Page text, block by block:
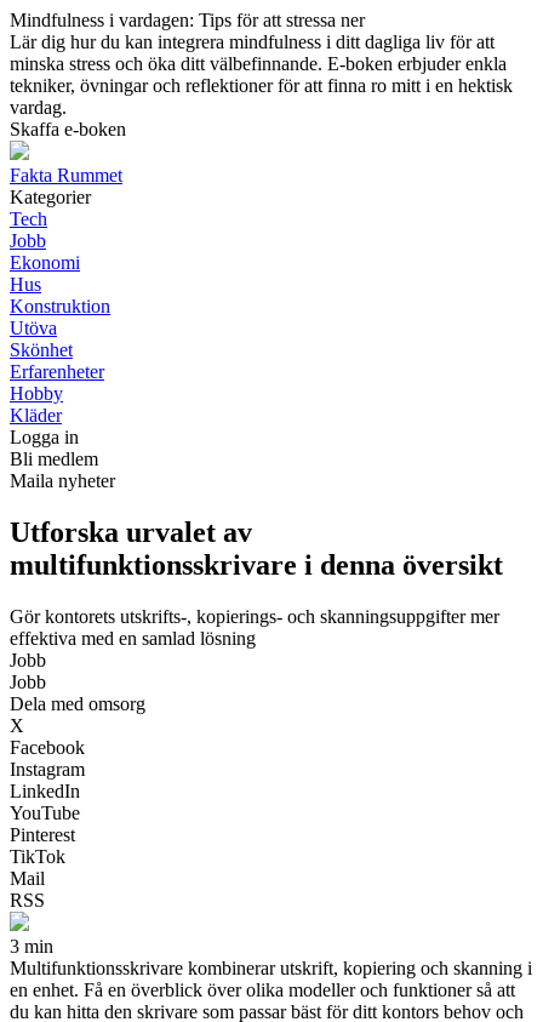
Mindfulness i vardagen: Tips för att stressa ner
Lär dig hur du kan integrera mindfulness i ditt dagliga liv för att
minska stress och öka ditt välbefinnande. E-boken erbjuder enkla
tekniker, övningar och reflektioner för att finna ro mitt i en hektisk
vardag.
Skaffa e-boken
Fakta Rummet
Kategorier
Tech
Jobb
Ekonomi
Hus
Konstruktion
Utöva
Skönhet
Erfarenheter
Hobby
Kläder
Logga in
Bli medlem
Maila nyheter
Utforska urvalet av
multifunktionsskrivare i denna översikt
Gör kontorets utskrifts-, kopierings- och skanningsuppgifter mer
effektiva med en samlad lösning
Jobb
Jobb
Dela med omsorg
X
Facebook
Instagram
LinkedIn
YouTube
Pinterest
TikTok
Mail
RSS
3 min
Multifunktionsskrivare kombinerar utskrift, kopiering och skanning i
en enhet. Få en överblick över olika modeller och funktioner så att
du kan hitta den skrivare som passar bäst för ditt kontors behov och